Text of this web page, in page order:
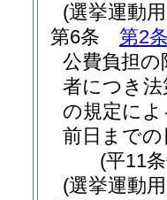
(選挙運動
第6条
第2
公費負担
者につき法
の規定に
前日まで
(平11
(選挙運動